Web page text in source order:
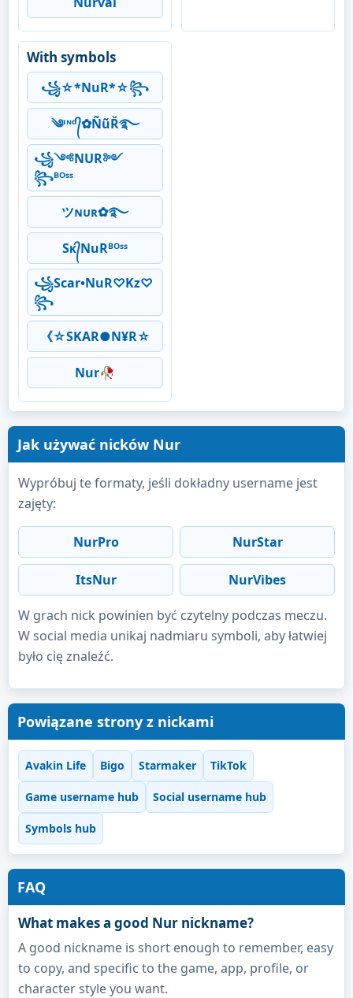
With symbols
꧁☆*NuR*☆꧂
༄ᶦᶰᵈ᭄✿ÑũŘ࿐
︎꧁༺NUR༻
꧂ᴮᴼˢˢ
ツɴᴜʀ✿࿐
Sᴋ᭄NuRᴮᴼˢˢ
꧁Scar•NuR♡Kz♡
꧂
《☆SKAR●N¥R☆
Nur🥀
Jak używać nicków Nur
Wypróbuj te formaty, jeśli dokładny username jest
zajęty:
NurPro NurStar
ItsNur NurVibes
W grach nick powinien być czytelny podczas meczu.
W social media unikaj nadmiaru symboli, aby łatwiej
było cię znaleźć.
Powiązane strony z nickami
Avakin Life Bigo Starmaker TikTok
Game username hub Social username hub
Symbols hub
FAQ
What makes a good Nur nickname?
A good nickname is short enough to remember, easy
to copy, and specific to the game, app, profile, or
character style you want.